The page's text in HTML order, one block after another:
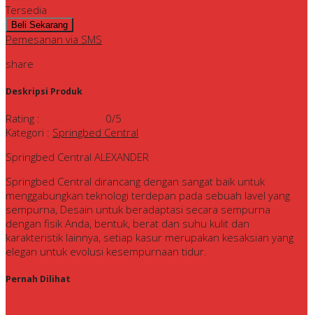
Tersedia
Pemesanan via SMS
share
Deskripsi Produk
Rating : 0/5
Kategori : Springbed Central
Springbed Central ALEXANDER
Springbed Central dirancang dengan sangat baik untuk
menggabungkan teknologi terdepan pada sebuah lavel yang
sempurna, Desain untuk beradaptasi secara sempurna
dengan fisik Anda, bentuk, berat dan suhu kulit dan
karakteristik lainnya, setiap kasur merupakan kesaksian yang
elegan untuk evolusi kesempurnaan tidur.
Pernah Dilihat